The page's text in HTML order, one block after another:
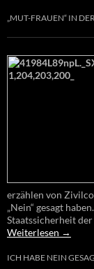
„MUT-FRAUEN“ IN
erzählen von
„Nein“ gesagt
Staatssicherheit
Weiterlesen →
ICH HABE NEIN